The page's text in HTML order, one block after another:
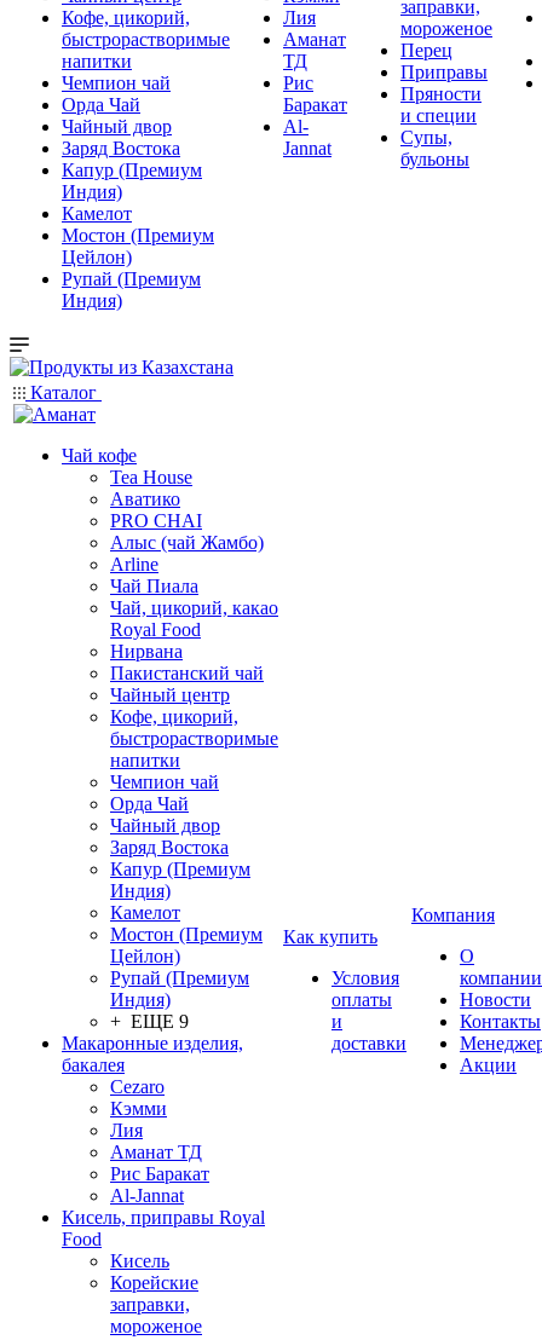
Кофе, цикорий,
быстрорастворимые
напитки
Чемпион чай
Орда Чай
Чайный двор
Заряд Востока
Капур (Премиум
Индия)
Камелот
Мостон (Премиум
Цейлон)
Рупай (Премиум
Индия)
Лия
Аманат
ТД
Рис
Баракат
Al-
Jannat
заправки,
мороженое
Перец
Приправы
Пряности
и специи
Супы,
бульоны
Каталог
Чай кофе
Tea House
Аватико
PRO CHAI
Алыс (чай Жамбо)
Arline
Чай Пиала
Чай, цикорий, какао
Royal Food
Нирвана
Пакистанский чай
Чайный центр
Кофе, цикорий,
быстрорастворимые
напитки
Чемпион чай
Орда Чай
Чайный двор
Заряд Востока
Капур (Премиум
Индия)
Камелот
Мостон (Премиум
Цейлон)
Рупай (Премиум
Индия)
+ ЕЩЕ 9
Макаронные изделия,
бакалея
Cezaro
Кэмми
Лия
Аманат ТД
Рис Баракат
Al-Jannat
Кисель, приправы Royal
Food
Кисель
Корейские
заправки,
мороженое
Как купить
Условия
оплаты
и
доставки
Компания
О
компании
Новости
Контакты
Акции